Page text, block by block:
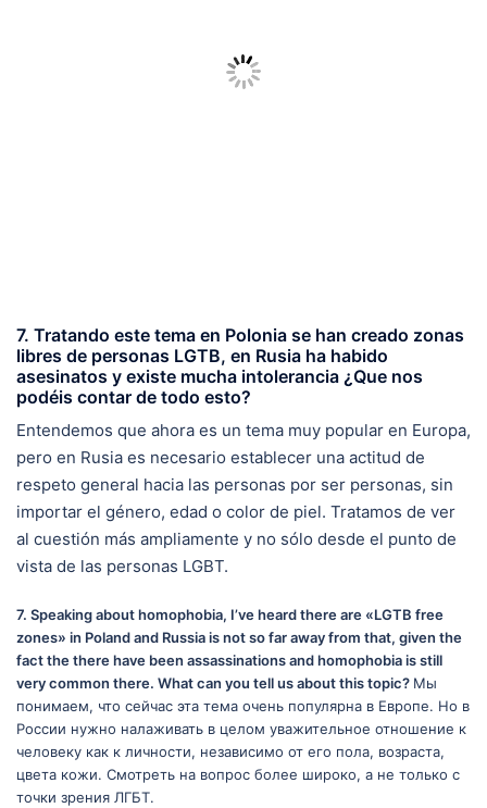
7. Tratando este tema en Polonia se han creado zonas
libres de personas LGTB, en Rusia ha habido
asesinatos y existe mucha intolerancia ¿Que nos
podéis contar de todo esto?
Entendemos que ahora es un tema muy popular en Europa,
pero en Rusia es necesario establecer una actitud de
respeto general hacia las personas por ser personas, sin
importar el género, edad o color de piel. Tratamos de ver
al cuestión más ampliamente y no sólo desde el punto de
vista de las personas LGBT.
7. Speaking about homophobia, I’ve heard there are «LGTB free
zones» in Poland and Russia is not so far away from that, given the
fact the there have been assassinations and homophobia is still
very common there. What can you tell us about this topic? Мы
понимаем, что сейчас эта тема очень популярна в Европе. Но в
России нужно налаживать в целом уважительное отношение к
человеку как к личности, независимо от его пола, возраста,
цвета кожи. Смотреть на вопрос более широко, а не только с
точки зрения ЛГБТ.